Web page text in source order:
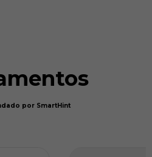
por SmartHint